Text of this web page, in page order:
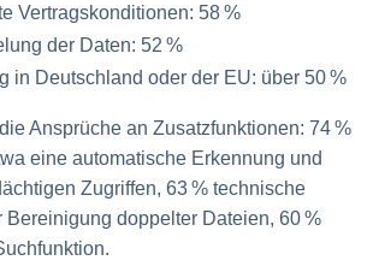
Vertrags­konditionen: 58 %
der Daten: 52 %
in Deutschland oder der EU: über 50 %
Ansprüche an Zusatzfunktionen: 74 %
eine automatische Erkennung und
Zugriffen, 63 % technische
Bereinigung doppelter Dateien, 60 %